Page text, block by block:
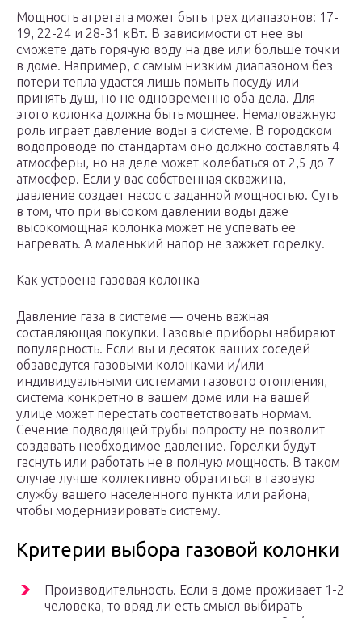
Мощность агрегата может быть трех диапазонов: 17-
19, 22-24 и 28-31 кВт. В зависимости от нее вы
сможете дать горячую воду на две или больше точки
в доме. Например, с самым низким диапазоном без
потери тепла удастся лишь помыть посуду или
принять душ, но не одновременно оба дела. Для
этого колонка должна быть мощнее. Немаловажную
роль играет давление воды в системе. В городском
водопроводе по стандартам оно должно составлять 4
атмосферы, но на деле может колебаться от 2,5 до 7
атмосфер. Если у вас собственная скважина,
давление создает насос с заданной мощностью. Суть
в том, что при высоком давлении воды даже
высокомощная колонка может не успевать ее
нагревать. А маленький напор не зажжет горелку.
Как устроена газовая колонка
Давление газа в системе — очень важная
составляющая покупки. Газовые приборы набирают
популярность. Если вы и десяток ваших соседей
обзаведутся газовыми колонками и/или
индивидуальными системами газового отопления,
система конкретно в вашем доме или на вашей
улице может перестать соответствовать нормам.
Сечение подводящей трубы попросту не позволит
создавать необходимое давление. Горелки будут
гаснуть или работать не в полную мощность. В таком
случае лучше коллективно обратиться в газовую
службу вашего населенного пункта или района,
чтобы модернизировать систему.
Критерии выбора газовой колонки
Производительность. Если в доме проживает 1-2
человека, то вряд ли есть смысл выбирать